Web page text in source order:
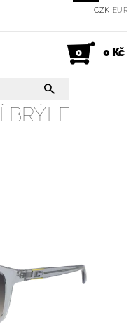
CZK EUR
0 0 Kč
BRÝLE